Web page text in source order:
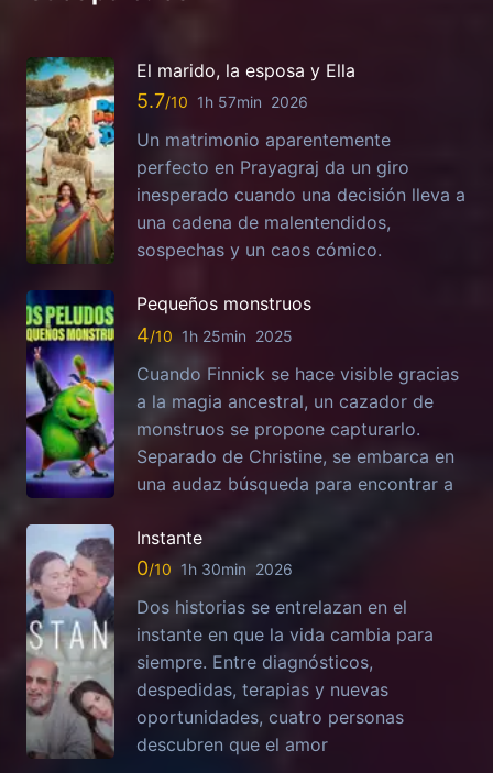
El marido, la esposa y Ella
5.7 1h 57min 2026
Un matrimonio aparentemente
perfecto en Prayagraj da un giro
inesperado cuando una decisión lleva a
una cadena de malentendidos,
sospechas y un caos cómico.
Pequeños monstruos
4 1h 25min 2025
Cuando Finnick se hace visible gracias
a la magia ancestral, un cazador de
monstruos se propone capturarlo.
Separado de Christine, se embarca en
una audaz búsqueda para encontrar a
Instante
0 1h 30min 2026
Dos historias se entrelazan en el
instante en que la vida cambia para
siempre. Entre diagnósticos,
despedidas, terapias y nuevas
oportunidades, cuatro personas
descubren que el amor